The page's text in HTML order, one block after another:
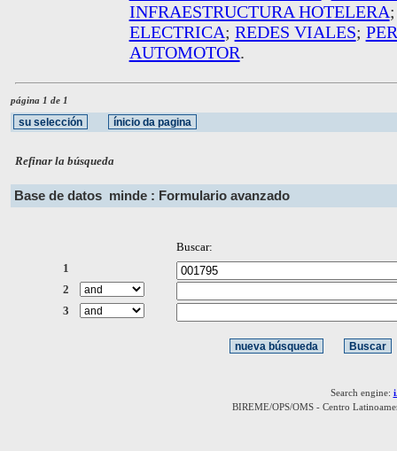
INFRAESTRUCTURA HOTELERA
ELECTRICA; REDES VIALES;
AUTOMOTOR.
página 1 de 1
Refinar la búsqueda
Base de datos minde : Formulario avanzado
Buscar:
1
2
3
Search engine:
BIREME/OPS/OMS - Centro